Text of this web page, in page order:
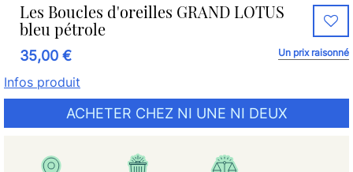
Les Boucles d'oreilles GRAND LOTUS
bleu pétrole
35,00 € Un prix raisonné
Infos produit
ACHETER CHEZ NI UNE NI DEUX